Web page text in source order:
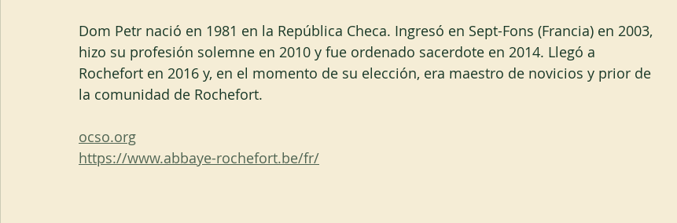
Dom Petr nació en 1981 en la República Checa. Ingresó en Sept-Fons (Francia) en 2003,
hizo su profesión solemne en 2010 y fue ordenado sacerdote en 2014. Llegó a
Rochefort en 2016 y, en el momento de su elección, era maestro de novicios y prior de
la comunidad de Rochefort.
ocso.org
https://www.abbaye-rochefort.be/fr/